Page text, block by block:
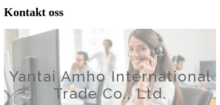
Kontakt oss
Yantai Amho International
Trade Co., Ltd.